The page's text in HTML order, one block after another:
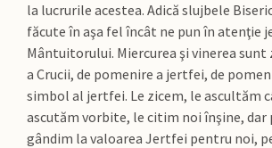
la lucrurile acestea. Adică slujbele
făcute în aşa fel încât ne pun în atenţie
Mântuitorului. Miercurea şi vinerea sunt
a Crucii, de pomenire a jertfei, de
simbol al jertfei. Le zicem, le ascultăm
ascutăm vorbite, le citim noi înşine, dar
gândim la valoarea Jertfei pentru noi,